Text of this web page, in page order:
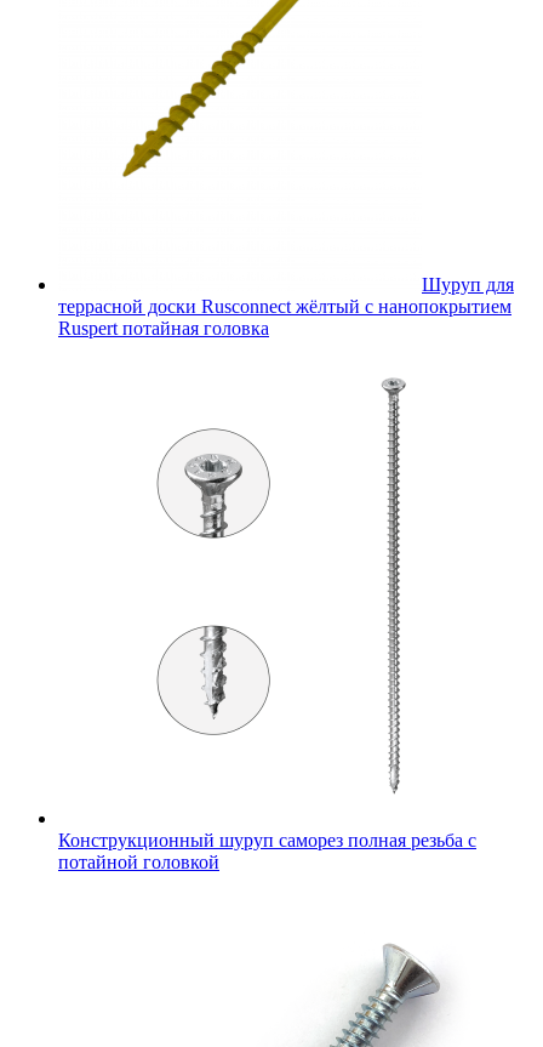
Шуруп для
террасной доски Rusconnect жёлтый с нанопокрытием
Ruspert потайная головка
Конструкционный шуруп саморез полная резьба с
потайной головкой